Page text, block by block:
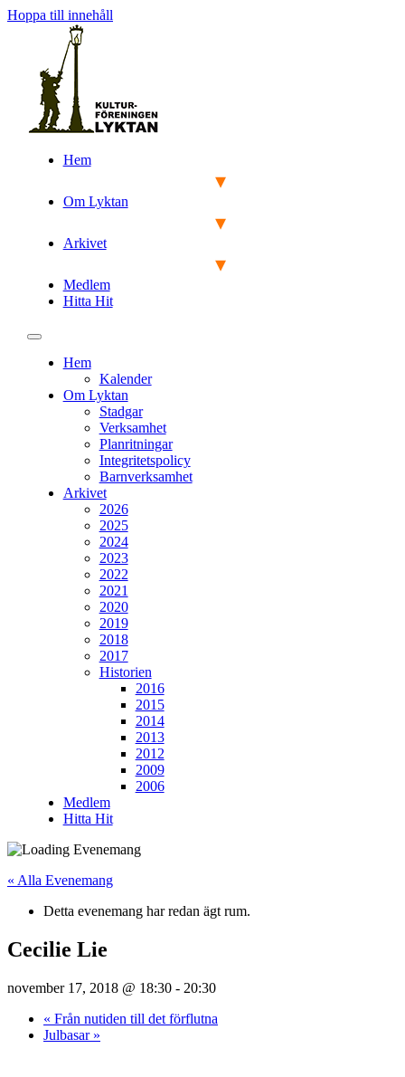
Hoppa till innehåll
Hem
Om Lyktan
Arkivet
Medlem
Hitta Hit
Hem
Kalender
Om Lyktan
Stadgar
Verksamhet
Planritningar
Integritetspolicy
Barnverksamhet
Arkivet
2026
2025
2024
2023
2022
2021
2020
2019
2018
2017
Historien
2016
2015
2014
2013
2012
2009
2006
Medlem
Hitta Hit
« Alla Evenemang
Detta evenemang har redan ägt rum.
Cecilie Lie
november 17, 2018 @ 18:30 - 20:30
« Från nutiden till det förflutna
Julbasar »